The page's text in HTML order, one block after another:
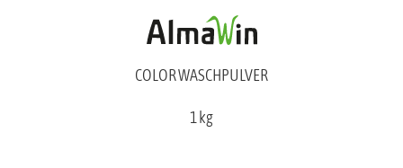
COLOR WASCHPULVER
1 kg